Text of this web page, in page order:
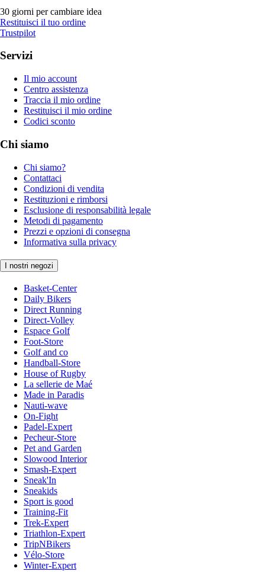
30 giorni per cambiare idea
Restituisci il tuo ordine
Trustpilot
Servizi
Il mio account
Centro assistenza
Traccia il mio ordine
Restituisci il mio ordine
Codici sconto
Chi siamo
Chi siamo?
Contattaci
Condizioni di vendita
Restituzioni e rimborsi
Esclusione di responsabilità legale
Metodi di pagamento
Prezzi e opzioni di consegna
Informativa sulla privacy
I nostri negozi
Basket-Center
Daily Bikers
Direct Running
Direct-Volley
Espace Golf
Foot-Store
Golf and co
Handball-Store
House of Rugby
La sellerie de Maé
Made in Paradis
Nauti-wave
On-Fight
Padel-Expert
Pecheur-Store
Pet and Garden
Slowood Interior
Smash-Expert
Sneak'In
Sneakids
Sport is good
Training-Fit
Trek-Expert
Triathlon-Expert
TripNBikers
Vélo-Store
Winter-Expert